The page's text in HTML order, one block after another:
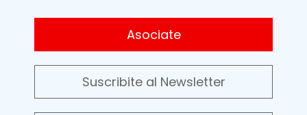
Asociate
Suscribite al Newsletter